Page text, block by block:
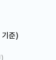
준)